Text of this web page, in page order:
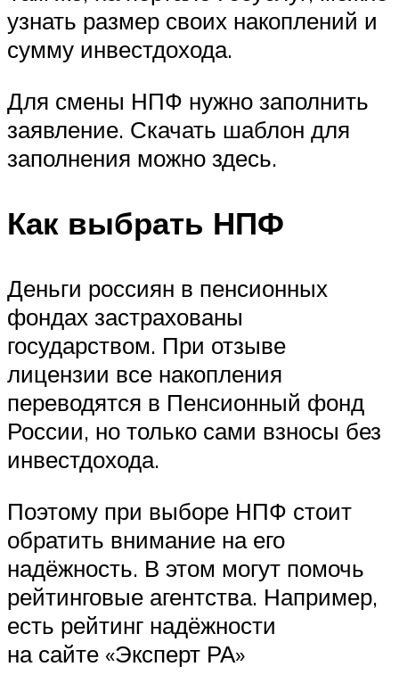
узнать размер своих накоплений и
сумму инвестдохода.
Для смены НПФ нужно заполнить
заявление. Скачать шаблон для
заполнения можно здесь.
Как выбрать НПФ
Деньги россиян в пенсионных
фондах застрахованы
государством. При отзыве
лицензии все накопления
переводятся в Пенсионный фонд
России, но только сами взносы без
инвестдохода.
Поэтому при выборе НПФ стоит
обратить внимание на его
надёжность. В этом могут помочь
рейтинговые агентства. Например,
есть рейтинг надёжности
на сайте «Эксперт РА»